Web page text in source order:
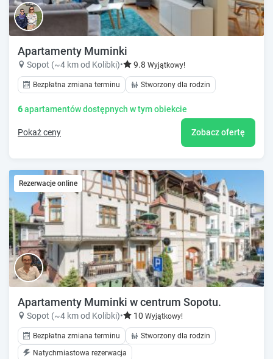
Apartamenty Muminki
Sopot (~4 km od Kolibki)• 9.8 Wyjątkowy!
Bezpłatna zmiana terminu Stworzony dla rodzin
6apartamentów dostępnych w tym obiekcie
Pokaż ceny Zobacz ofertę
Rezerwacje online
Apartamenty Muminki w centrum Sopotu.
Sopot (~4 km od Kolibki)• 10 Wyjątkowy!
Bezpłatna zmiana terminu
Stworzony dla rodzin
Natychmiastowa rezerwacja